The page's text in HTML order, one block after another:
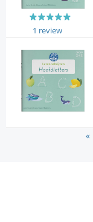
1 review